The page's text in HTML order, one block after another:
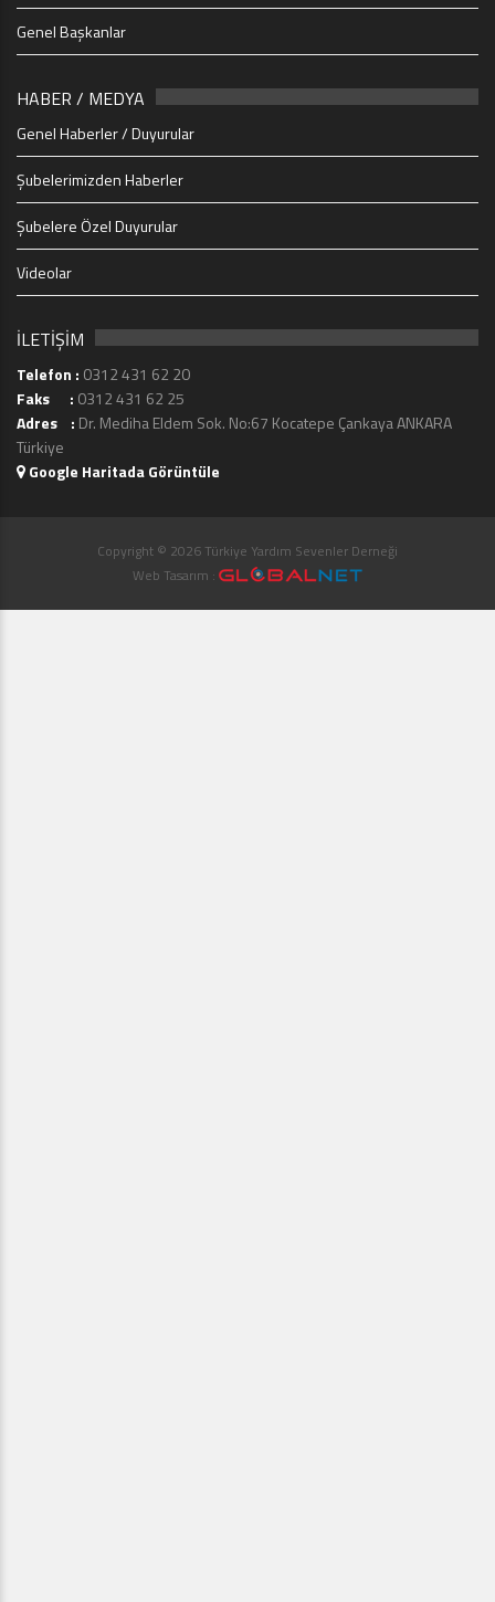
Genel Başkanlar
HABER / MEDYA
Genel Haberler / Duyurular
Şubelerimizden Haberler
Şubelere Özel Duyurular
Videolar
İLETİŞİM
Telefon : 0312 431 62 20
Faks : 0312 431 62 25
Adres : Dr. Mediha Eldem Sok. No:67 Kocatepe Çankaya ANKARA
Türkiye
Google Haritada Görüntüle
Copyright © 2026 Türkiye Yardım Sevenler Derneği
Web Tasarım :